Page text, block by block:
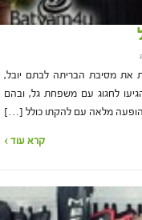
את מסיבת הבריתה לבתם יובל,
לחגוג עם משפחת גל, ובהם
הופעה מלאה עם להקתו כולל […]
קרא עוד ›